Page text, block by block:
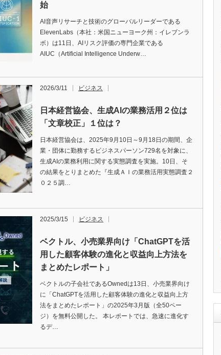
始
AI音声リサーチと技術のグローバルリーダーである
ElevenLabs（本社：米国ニューヨーク州：イレブンラ
ボ）は11日、AIリスク評価の専門企業である
AIUC（Artificial Intelligence Underw…
2026/3/11 ビジネス
日本経営協会、生成AIの業務活用２位は
「文章校正」１位は？
日本経営協会は、2025年9月10日～9月18日の期間、企
業・団体に勤務するビジネスパーソン729名を対象に、
生成AIの業務利用に関する実態調査を実施。10日、そ
の結果をとりまとめた『生成ＡＩの業務活用実態調査２
０２５調…
2025/3/15 ビジネス
ベクトル、小売業界向け「ChatGPTを活
用した顧客体験の進化と収益向上方法を
まとめたレポート」
ベクトルの子会社であるOwnedは13日、小売業界向け
に「ChatGPTを活用した顧客体験の進化と収益向上方
法をまとめたレポート」の2025年3月版（全50ペー
ジ）を無料公開した。 本レポートでは、急速に進化す
るデ…